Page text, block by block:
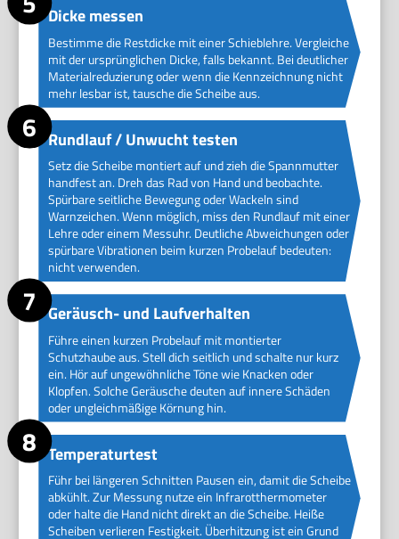
Dicke messen
Bestimme die Restdicke mit einer Schieblehre. Vergleiche
mit der ursprünglichen Dicke, falls bekannt. Bei deutlicher
Materialreduzierung oder wenn die Kennzeichnung nicht
mehr lesbar ist, tausche die Scheibe aus.
Rundlauf / Unwucht testen
Setz die Scheibe montiert auf und zieh die Spannmutter
handfest an. Dreh das Rad von Hand und beobachte.
Spürbare seitliche Bewegung oder Wackeln sind
Warnzeichen. Wenn möglich, miss den Rundlauf mit einer
Lehre oder einem Messuhr. Deutliche Abweichungen oder
spürbare Vibrationen beim kurzen Probelauf bedeuten:
nicht verwenden.
Geräusch- und Laufverhalten
Führe einen kurzen Probelauf mit montierter
Schutzhaube aus. Stell dich seitlich und schalte nur kurz
ein. Hör auf ungewöhnliche Töne wie Knacken oder
Klopfen. Solche Geräusche deuten auf innere Schäden
oder ungleichmäßige Körnung hin.
Temperaturtest
Führ bei längeren Schnitten Pausen ein, damit die Scheibe
abkühlt. Zur Messung nutze ein Infrarotthermometer
oder halte die Hand nicht direkt an die Scheibe. Heiße
Scheiben verlieren Festigkeit. Überhitzung ist ein Grund